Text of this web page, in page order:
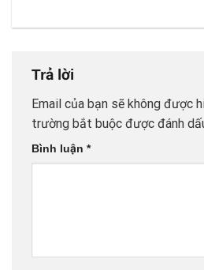
Trả lời
Email của bạn sẽ không được
trường bắt buộc được đánh
Bình luận *